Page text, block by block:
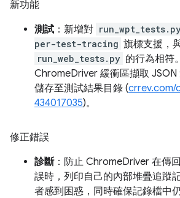
新功能
測試 ：新增對
per-test-tracing 旗標支援，
run_web_tests.py 的行為相符
ChromeDriver 緩衝區擷取
儲存至測試結果目錄 (crrev.com/
434017035)。
修正錯誤
診斷：防止 ChromeDriver 在傳回
誤時，列印自己的內部堆疊追蹤
者感到困惑，同時確保記錄檔中